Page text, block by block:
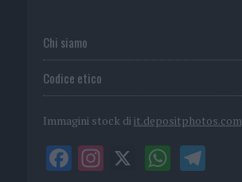
Chi siamo
Codice etico
Immagini stock di it.depositphotos.com